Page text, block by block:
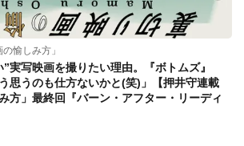
愉しみ方」
実写映画を撮りたい理由。『ボトムズ』
思うのも仕方ないかと(笑)」【押井守連載
方」最終回『バーン・アフター・リーディ